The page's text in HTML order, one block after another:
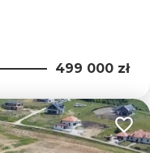
499 000 zł